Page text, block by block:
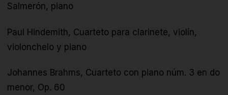
Salmerón, piano
Paul Hindemith, Cuarteto para clarinete, violín,
violonchelo y piano
Johannes Brahms, Cuarteto con piano núm. 3 en do
menor, Op. 60